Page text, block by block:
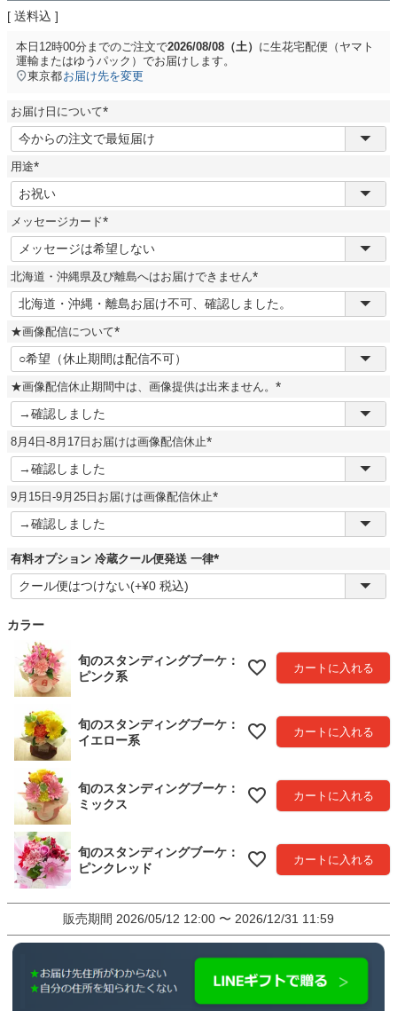
送料込
本日 12時00分 までのご注文で2026/08/08（土） に生花宅配便（ヤマト
運輸またはゆうパック） でお届けします。
東京都お届け先を変更
お届け日について
(
必
須
用途
(
必
須
)
メッセージカード
(
必
須
)
北海道・沖縄県及び離島へはお届けできません
(
必
須
★画像配信について
(
必
須
)
★画像配信休止期間中は、画像提供は出来ません。
(
須
8月4日-8月17日お届けは画像配信休止
(
須
)
9月15日-9月25日お届けは画像配信休止
(
須
)
有料オプション 冷蔵クール便発送 一律
(
須
カラー
旬のスタンディングブーケ：
ピンク系
カートに入れる
旬のスタンディングブーケ：
イエロー系
カートに入れる
旬のスタンディングブーケ：
ミックス
カートに入れる
旬のスタンディングブーケ：
ピンクレッド
カートに入れる
販売期間 2026/05/12 12:00 〜 2026/12/31 11:59